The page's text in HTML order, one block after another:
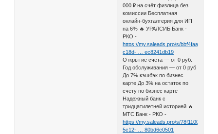
000 ₽ на счёт физлица без
комиссии Бесплатная
онлайн-бухгалтерия для ИП
на 6% 🔥 УРАЛСИБ Банк -
РКО -
https://my.saleads.pro/s/bbf4faa0-
c18d- … ec8241db19
Открытие счета — от 0 руб.
Год обслуживания — от 0 руб
До 7% кэшбэк по бизнес
карте До 3% на остаток по
счету по бизнес карте
Надежный банк с
тридцатилетней историей 🔥
МТС Банк - РКО -
https://my.saleads.pro/s/78f11000-
5c12- … 80bd6e0501